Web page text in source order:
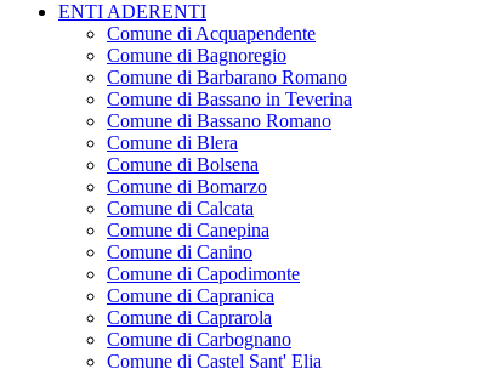
ENTI ADERENTI
Comune di Acquapendente
Comune di Bagnoregio
Comune di Barbarano Romano
Comune di Bassano in Teverina
Comune di Bassano Romano
Comune di Blera
Comune di Bolsena
Comune di Bomarzo
Comune di Calcata
Comune di Canepina
Comune di Canino
Comune di Capodimonte
Comune di Capranica
Comune di Caprarola
Comune di Carbognano
Comune di Castel Sant' Elia